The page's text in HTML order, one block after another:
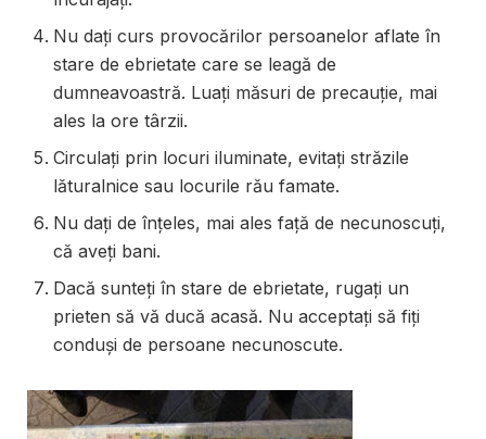
Nu daţi curs provocărilor persoanelor aflate în
stare de ebrietate care se leagă de
dumneavoastră. Luaţi măsuri de precauţie, mai
ales la ore târzii.
Circulaţi prin locuri iluminate, evitaţi străzile
lăturalnice sau locurile rău famate.
Nu daţi de înţeles, mai ales faţă de necunoscuţi,
că aveţi bani.
Dacă sunteţi în stare de ebrietate, rugaţi un
prieten să vă ducă acasă. Nu acceptaţi să fiţi
conduşi de persoane necunoscute.